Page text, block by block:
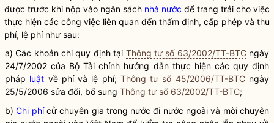
được trước khi nộp vào ngân sách nhà nước để trang trải cho việc
thực hiện các công việc liên quan đến thẩm định, cấp phép và thu
phí, lệ phí như sau:
a) Các khoản chi quy định tại Thông tư số 63/2002/TT-BTCngày
24/7/2002 của Bộ Tài chính hướng dẫn thực hiện các quy định
pháp luật về phí và lệ phí; Thông tư số 45/2006/TT-BTCngày
25/5/2006 sửa đổi, bổ sung Thông tư số 63/2002/TT-BTC;
b)Chi phícử chuyên gia trong nước đi nước ngoài và mời chuyên